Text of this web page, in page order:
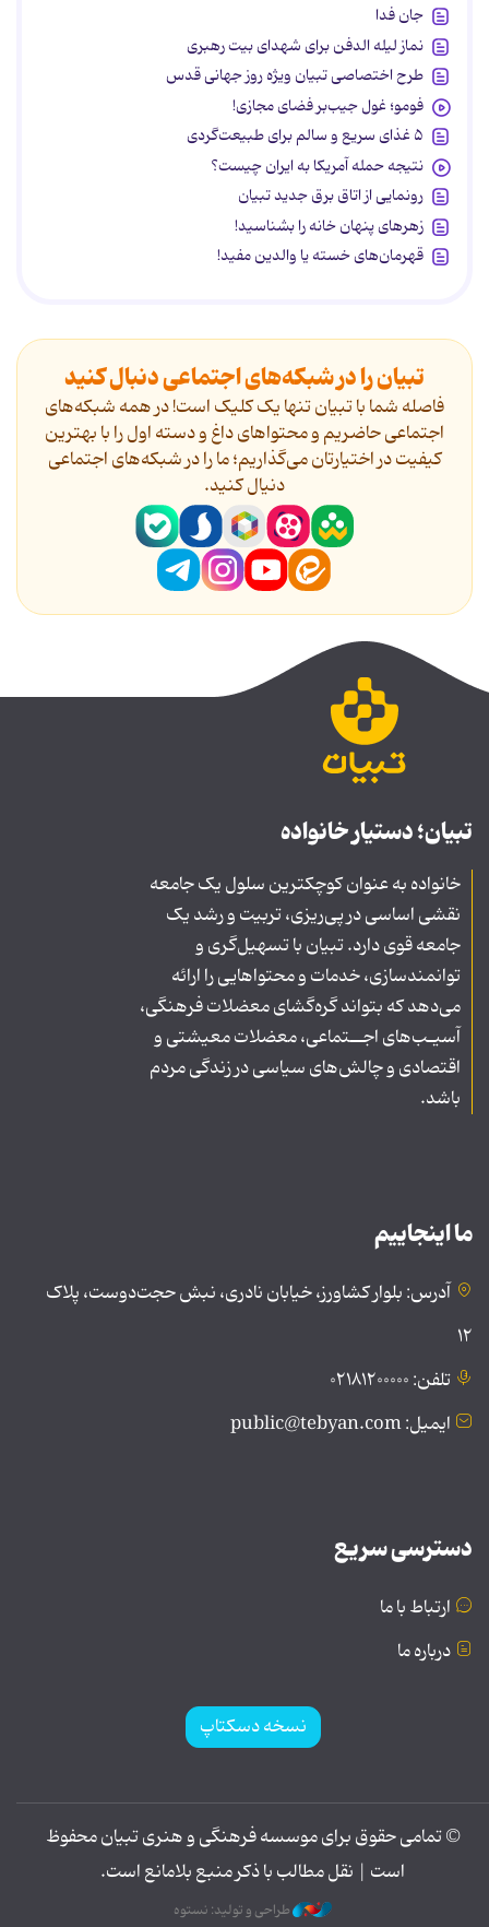
جان فدا
نماز لیله الدفن برای شهدای بیت رهبری
طرح اختصاصی تبیان ویژه روز جهانی قدس
فومو؛ غول جیب‌بر فضای مجازی!
۵ غذای سریع و سالم برای طبیعت‌گردی
نتیجه حمله آمریکا به ایران چیست؟
رونمایی از اتاق برق جدید تبیان
زهرهای پنهان خانه را بشناسید!
قهرمان‌های خسته یا والدین مفید!
تبیان را در شبکه‌های اجتماعی دنبال کنید
فاصله شما با تبیان تنها یک کلیک است! در همه شبکه‌های
اجتماعی حاضریم و محتواهای داغ و دسته اول را با بهترین
کیفیت در اختیارتان می‌گذاریم؛ ما را در شبکه‌های اجتماعی
دنیال کنید.
تبیان؛ دستیار خانواده
خانواده به عنوان کوچکترین سلول یک جامعه
نقشی اساسی در پی‌ریزی، تربیت و رشد یک
جامعه قوی دارد. تبیان با تسهیل‌گری و
توانمندسازی، خدمات و محتواهایی را ارائه
می‌دهد که بتواند گره‌گشای معضلات فرهنگی،
آسیـب‌های اجــتماعی، معضلات معیشتی و
اقتصادی و چالش‌های سیاسی در زندگی مردم
باشد.
ما اینجاییم
آدرس: بلوار کشاورز، خیابان نادری، نبش حجت‌دوست، پلاک
۱۲
تلفن: ۰۲۱۸۱۲۰۰۰۰۰
ایمیل: public@tebyan.com
دسترسی سریع
ارتباط با ما
درباره ما
نسخه دسکتاپ
© تمامی حقوق برای موسسه فرهنگی و هنری تبیان محفوظ
است | نقل مطالب با ذکر منبع بلامانع است.
طراحی و تولید: نستوه